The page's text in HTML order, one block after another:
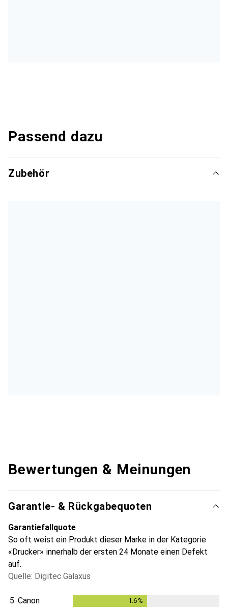
Passend dazu
Zubehör
Bewertungen & Meinungen
Garantie- & Rückgabequoten
Garantiefallquote
So oft weist ein Produkt dieser Marke in der Kategorie
«Drucker» innerhalb der ersten 24 Monate einen Defekt
auf.
Quelle: Digitec Galaxus
5. Canon 1.6%